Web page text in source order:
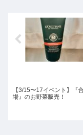
【3/15〜17イベント】『
場』のお野菜販売！